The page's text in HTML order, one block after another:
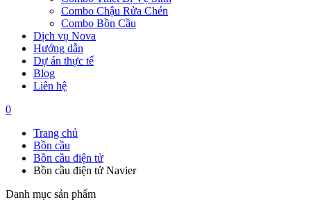
Combo Chậu Rửa Chén
Combo Bồn Cầu
Dịch vụ Nova
Hướng dẫn
Dự án thực tế
Blog
Liên hệ
0
Trang chủ
Bồn cầu
Bồn cầu điện tử
Bồn cầu điện tử Navier
Danh mục sản phẩm